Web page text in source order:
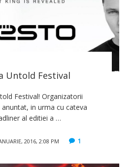
Untold Festival
Festival! Organizatorii
in urma cu cateva
al editiei a …
2016, 2:08 PM 1